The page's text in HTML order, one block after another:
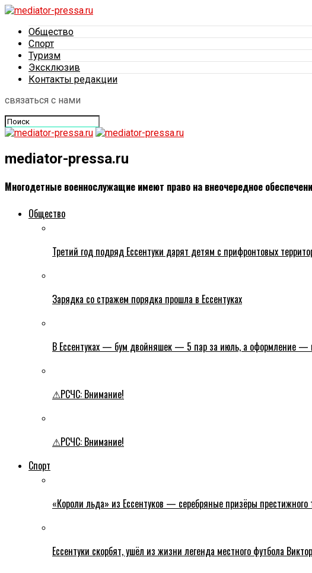
Общество
Спорт
Туризм
Эксклюзив
Контакты редакции
связаться с нами
mediator-pressa.ru
Многодетные военнослужащие имеют право на внеочередное
Общество
Третий год подряд Ессентуки дарят детям с прифронтовых
Зарядка со стражем порядка прошла в Ессентуках
В Ессентуках — бум двойняшек — 5 пар за июль, а оформление —
⚠РСЧС: Внимание!
⚠РСЧС: Внимание!
Спорт
«Короли льда» из Ессентуков — серебряные призёры престижного
Ессентуки скорбят, ушёл из жизни легенда местного футбола